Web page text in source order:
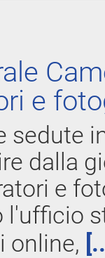
e
sedute
dalla
e
l'ufficio
online,